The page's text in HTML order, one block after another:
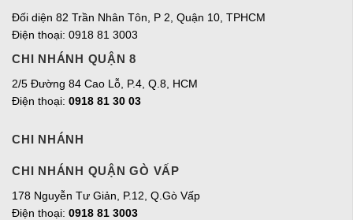
Đối diện 82 Trần Nhân Tôn, P 2, Quận 10, TPHCM
Điện thoại: 0918 81 3003
CHI NHÁNH QUẬN 8
2/5 Đường 84 Cao Lỗ, P.4, Q.8, HCM
Điện thoại: 0918 81 30 03
CHI NHÁNH
CHI NHÁNH QUẬN GÒ VẤP
178 Nguyễn Tư Giản, P.12, Q.Gò Vấp
Điện thoại: 0918 81 3003